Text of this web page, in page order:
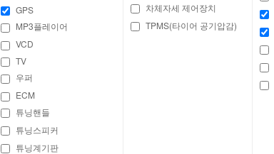
GPS
MP3플레이어
VCD
TV
우퍼
ECM
튜닝핸들
튜닝스피커
튜닝계기판
차체자세 제어장치
TPMS(타이어 공기압감)